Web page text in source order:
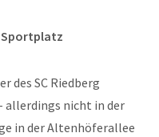
Sportplatz
des SC Riedberg
allerdings nicht in der
in der Altenhöferallee